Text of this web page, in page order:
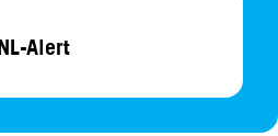
Alert